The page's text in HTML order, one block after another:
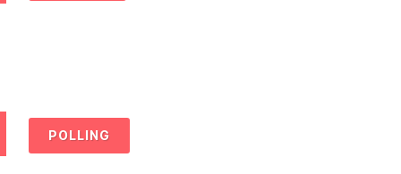
POLLING